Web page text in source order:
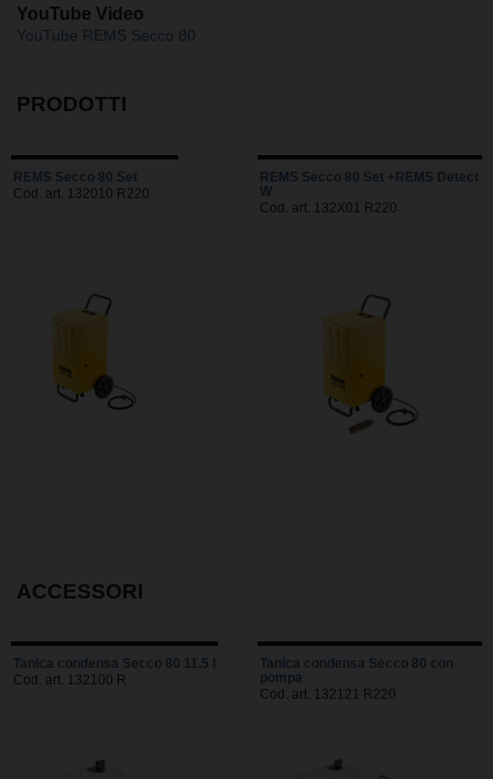
YouTube Video
YouTube REMS Secco 80
PRODOTTI
REMS Secco 80 Set
Cod. art. 132010 R220
REMS Secco 80 Set +REMS Detect
W
Cod. art. 132X01 R220
ACCESSORI
Tanica condensa Secco 80 11,5 l
Cod. art. 132100 R
Tanica condensa Secco 80 con
pompa
Cod. art. 132121 R220